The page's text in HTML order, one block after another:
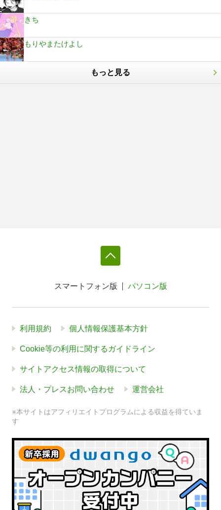
きち
もりやまたけよし
もっと見る
スマートフォン版 パソコン版
利用規約 個人情報保護基本方針
Cookie等の利用に関するガイドライン
サイトアクセス情報の取得について
法人・プレスお問い合わせ 運営会社
※本サイトはアフィリエイトプログラムによる収益を得ていま
す